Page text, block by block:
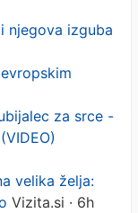
njegova izguba
za srce -
velika želja:
Vizita.si · 6h